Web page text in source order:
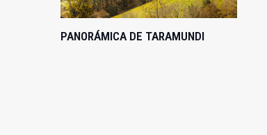
PANORÁMICA DE TARAMUNDI